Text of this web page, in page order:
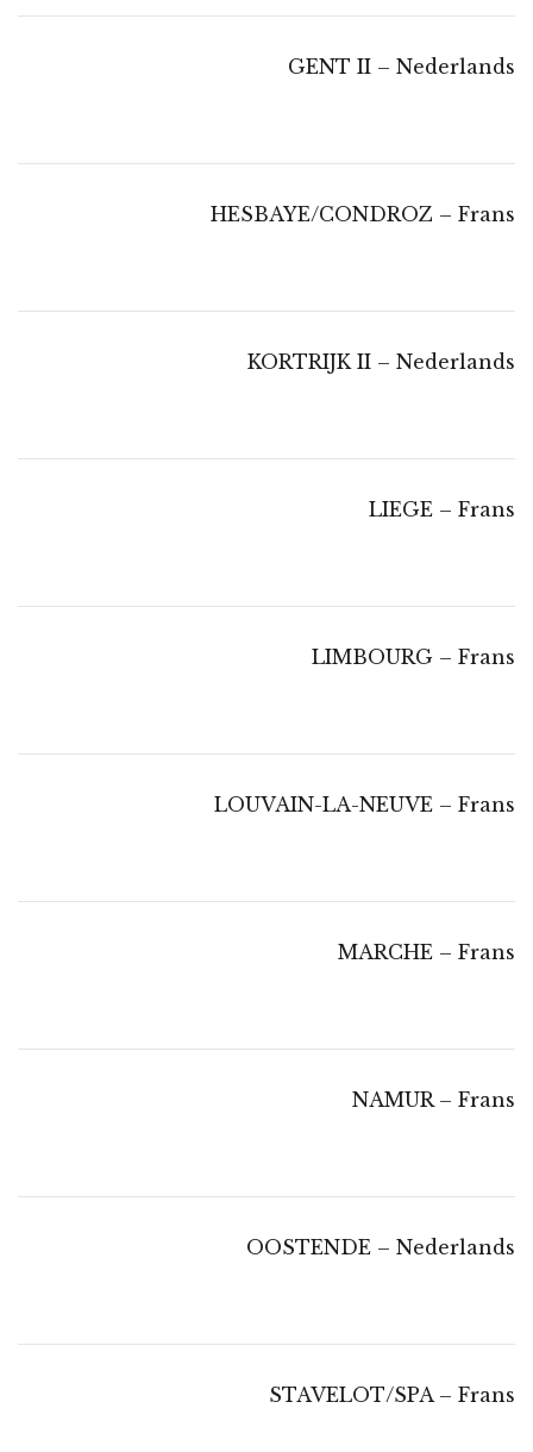
GENT II – Nederlands
HESBAYE/CONDROZ – Frans
KORTRIJK II – Nederlands
LIEGE – Frans
LIMBOURG – Frans
LOUVAIN-LA-NEUVE – Frans
MARCHE – Frans
NAMUR – Frans
OOSTENDE – Nederlands
STAVELOT/SPA – Frans